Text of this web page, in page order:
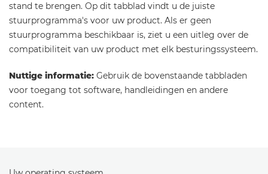
stand te brengen. Op dit tabblad vindt u de juiste
stuurprogramma's voor uw product. Als er geen
stuurprogramma beschikbaar is, ziet u een uitleg over de
compatibiliteit van uw product met elk besturingssysteem.
Nuttige informatie: Gebruik de bovenstaande tabbladen
voor toegang tot software, handleidingen en andere
content.